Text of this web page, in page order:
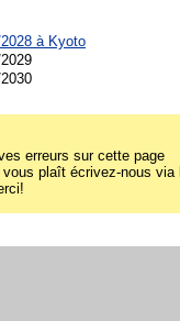
à Kyoto
erreurs sur cette page
plaît écrivez-nous via